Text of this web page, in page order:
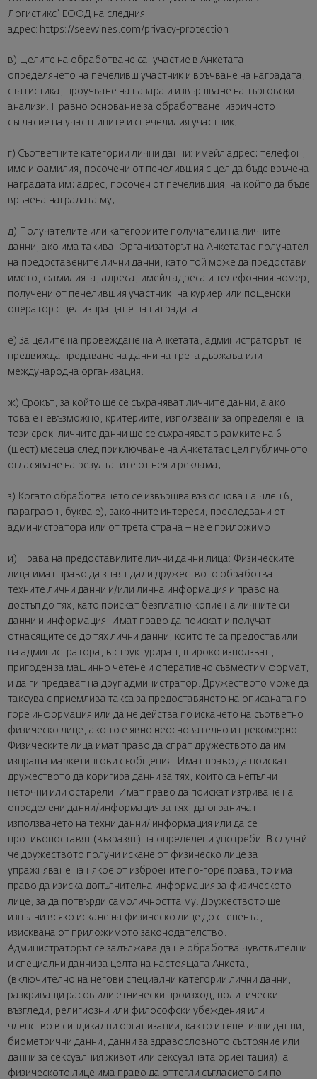
Логистикс“ ЕООД на следния
адрес: https://seewines.com/privacy-protection
в) Целите на обработване са: участие в Анкетата,
определянето на печеливш участник и връчване на наградата,
статистика, проучване на пазара и извършване на търговски
анализи. Правно основание за обработване: изричното
съгласие на участниците и спечелилия участник;
г) Съответните категории лични данни: имейл адрес; телефон,
име и фамилия, посочени от печелившия с цел да бъде връчена
наградата им; адрес, посочен от печелившия, на който да бъде
връчена наградата му;
д) Получателите или категориите получатели на личните
данни, ако има такива: Организаторът на Анкетатае получател
на предоставените лични данни, като той може да предостави
името, фамилията, адреса, имейл адреса и телефонния номер,
получени от печелившия участник, на куриер или пощенски
оператор с цел изпращане на наградата.
е) За целите на провеждане на Анкетата, администраторът не
предвижда предаване на данни на трета държава или
международна организация.
ж) Срокът, за който ще се съхраняват личните данни, а ако
това е невъзможно, критериите, използвани за определяне на
този срок: личните данни ще се съхраняват в рамките на 6
(шест) месеца след приключване на Анкетатас цел публичното
огласяване на резултатите от нея и реклама;
з) Когато обработването се извършва въз основа на член 6,
параграф 1, буква е), законните интереси, преследвани от
администратора или от трета страна – не е приложимо;
и) Права на предоставилите лични данни лица: Физическите
лица имат право да знаят дали дружеството обработва
техните лични данни и/или лична информация и право на
достъп до тях, като поискат безплатно копие на личните си
данни и информация. Имат право да поискат и получат
отнасящите се до тях лични данни, които те са предоставили
на администратора, в структуриран, широко използван,
пригоден за машинно четене и оперативно съвместим формат,
и да ги предават на друг администратор. Дружеството може да
таксува с приемлива такса за предоставянето на описаната по-
горе информация или да не действа по искането на съответно
физическо лице, ако то е явно неоснователно и прекомерно.
Физическите лица имат право да спрат дружеството да им
изпраща маркетингови съобщения. Имат право да поискат
дружеството да коригира данни за тях, които са непълни,
неточни или остарели. Имат право да поискат изтриване на
определени данни/информация за тях, да ограничат
използването на техни данни/ информация или да се
противопоставят (възразят) на определени употреби. В случай
че дружеството получи искане от физическо лице за
упражняване на някое от изброените по-горе права, то има
право да изиска допълнителна информация за физическото
лице, за да потвърди самоличността му. Дружеството ще
изпълни всяко искане на физическо лице до степента,
изисквана от приложимото законодателство.
Администраторът се задължава да не обработва чувствителни
и специални данни за целта на настоящата Анкета,
(включително на негови специални категории лични данни,
разкриващи расов или етнически произход, политически
възгледи, религиозни или философски убеждения или
членство в синдикални организации, както и генетични данни,
биометрични данни, данни за здравословното състояние или
данни за сексуалния живот или сексуалната ориентация), а
физическото лице има право да оттегли съгласието си по